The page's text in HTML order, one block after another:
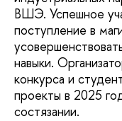
ВШЭ. Успешное
поступление в
навыки.
конкурса и
проекты в 2025
состязании.